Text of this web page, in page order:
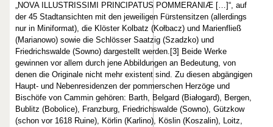
„NOVA ILLUSTRISSIMI PRINCIPATUS POMMERANIÆ […]“, auf
der 45 Stadtansichten mit den jeweiligen Fürstensitzen (allerdings
nur in Miniformat), die Klöster Kolbatz (Kołbacz) und Marienfließ
(Marianowo) sowie die Schlösser Saatzig (Szadzko) und
Friedrichswalde (Sowno) dargestellt werden.[3] Beide Werke
gewinnen vor allem durch jene Abbildungen an Bedeutung, von
denen die Originale nicht mehr existent sind. Zu diesen abgängigen
Haupt- und Nebenresidenzen der pommerschen Herzöge und
Bischöfe von Cammin gehören: Barth, Belgard (Białogard), Bergen,
Bublitz (Bobolice), Franzburg, Friedrichswalde (Sowno), Gützkow
(schon vor 1618 Ruine), Körlin (Karlino), Köslin (Koszalin), Loitz,